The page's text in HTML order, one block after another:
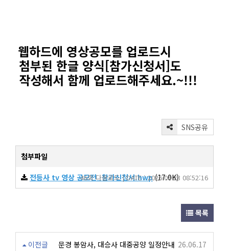
웹하드에 영상공모를 업로드시
첨부된 한글 양식[참가신청서]도
작성해서 함께 업로드해주세요.~!!!
SNS공유
첨부파일
전등사 tv 영상 공모전_참가신청서.hwp(17.0K)
46회 다운로드 | DATE : 2026-04-23 08:52:16
목록
이전글 문경 봉암사, 대승사 대중공양 일정안내 26.06.17